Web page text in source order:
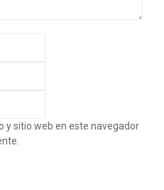
y sitio web en este navegador